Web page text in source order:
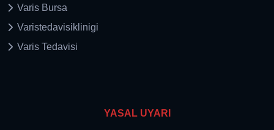
Varis Bursa
Varistedavisiklinigi
Varis Tedavisi
YASAL UYARI